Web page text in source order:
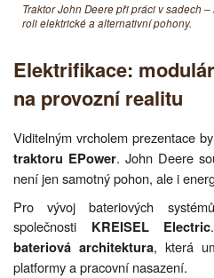
Traktor John Deere při práci v sadech
roli elektrické a alternativní pohony.
Elektrifikace:
na provozní realitu
Viditelným vrcholem prezentace
traktoru EPower. John Deere
není jen samotný pohon, ale i
Pro vývoj bateriových
společnosti KREISEL Electric
bateriová architektura, která
platformy a pracovní nasazení.